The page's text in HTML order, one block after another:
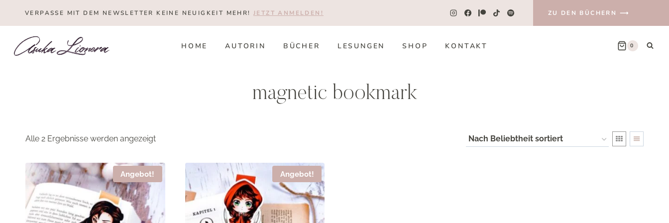
VERPASSE MIT DEM NEWSLETTER KEINE NEUIGKEIT MEHR!JETZT ANMELDEN! ZU DEN BÜCHERN ⟶
HOME AUTORIN BÜCHER LESUNGEN SHOP KONTAKT 0
magnetic bookmark
Alle 2 Ergebnisse werden angezeigtNach
sortiert
Angebot! Angebot!